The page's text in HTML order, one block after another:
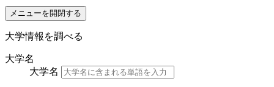
メニューを開閉する
大学情報を調べる
大学名
大学名